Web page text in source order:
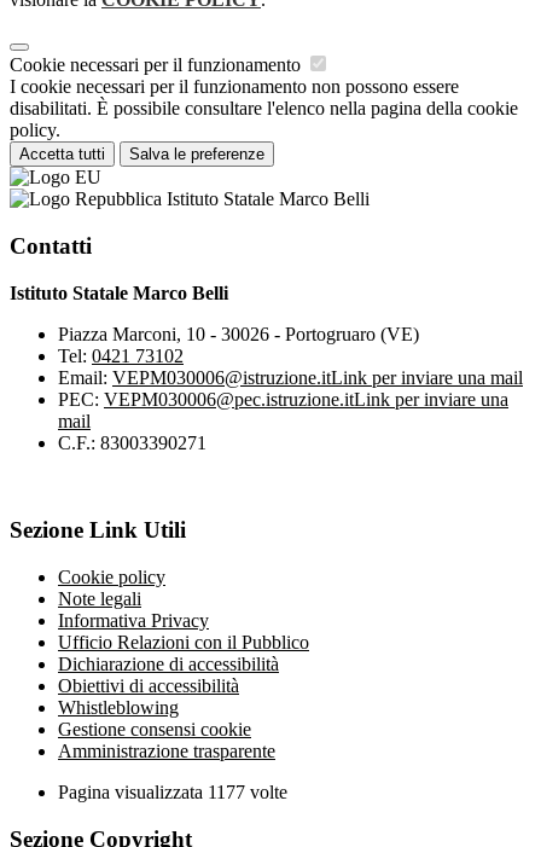
Cookie necessari per il funzionamento
I cookie necessari per il funzionamento non possono essere
disabilitati. È possibile consultare l'elenco nella pagina della cookie
policy.
Accetta tutti Salva le preferenze
Istituto Statale Marco Belli
Contatti
Istituto Statale Marco Belli
Piazza Marconi, 10 - 30026 - Portogruaro (VE)
Tel: 0421 73102
Email: VEPM030006@istruzione.itLink per inviare una mail
PEC: VEPM030006@pec.istruzione.itLink per inviare una
mail
C.F.: 83003390271
Sezione Link Utili
Cookie policy
Note legali
Informativa Privacy
Ufficio Relazioni con il Pubblico
Dichiarazione di accessibilità
Obiettivi di accessibilità
Whistleblowing
Gestione consensi cookie
Amministrazione trasparente
Pagina visualizzata 1177 volte
Sezione Copyright